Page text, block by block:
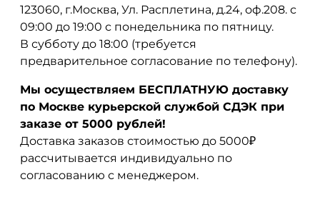
123060, г.Москва, Ул. Расплетина, д.24, оф.208. с
09:00 до 19:00 с понедельника по пятницу.
В субботу до 18:00 (требуется
предварительное согласование по телефону).
Мы осуществляем БЕСПЛАТНУЮ доставку
по Москве курьерской службой СДЭК при
заказе от 5000 рублей!
Доставка заказов стоимостью до 5000₽
рассчитывается индивидуально по
согласованию с менеджером.